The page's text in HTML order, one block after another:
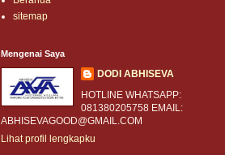
sitemap
Mengenai Saya
DODI ABHISEVA
HOTLINE WHATSAPP:
081380205758 EMAIL:
ABHISEVAGOOD@GMAIL.COM
Lihat profil lengkapku